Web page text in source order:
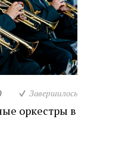
Завершилось
оркестры в